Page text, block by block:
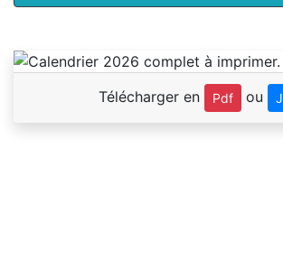
Télécharger en Pdf ou